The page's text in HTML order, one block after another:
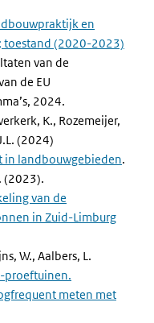
en
toestand (2020-2023)
van de
de EU
2024.
K., Rozemeijer,
(2024)
in landbouwgebieden.
(2023).
van de
in Zuid-Limburg
W., Aalbers, L.
proeftuinen.
meten met